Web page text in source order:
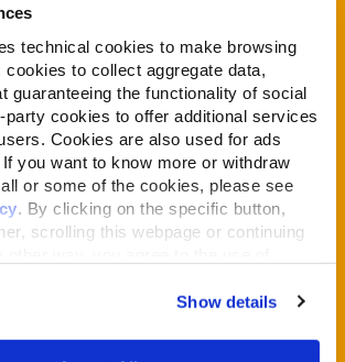
technical cookies to make browsing
to collect aggregate data,
guaranteeing the functionality of social
party cookies to offer additional services
Cookies are also used for ads
you want to know more or withdraw
or some of the cookies, please see
. By clicking on the specific button,
scrolling this webpage or continuing
Show details
della Reintegration Economy
Capellino)